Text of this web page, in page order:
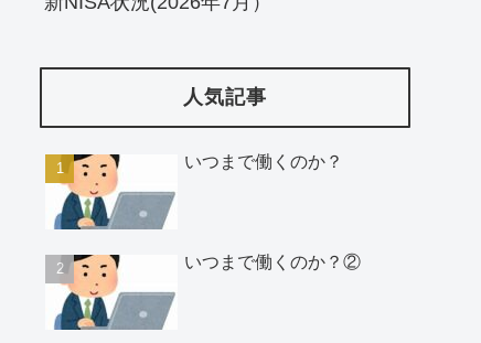
人気記事
いつまで働くのか？
いつまで働くのか？②